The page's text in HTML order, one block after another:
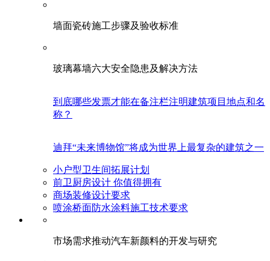
墙面瓷砖施工步骤及验收标准
玻璃幕墙六大安全隐患及解决方法
到底哪些发票才能在备注栏注明建筑项目地点和名
称？
迪拜“未来博物馆”将成为世界上最复杂的建筑之一
小户型卫生间拓展计划
前卫厨房设计 你值得拥有
商场装修设计要求
喷涂桥面防水涂料施工技术要求
市场需求推动汽车新颜料的开发与研究